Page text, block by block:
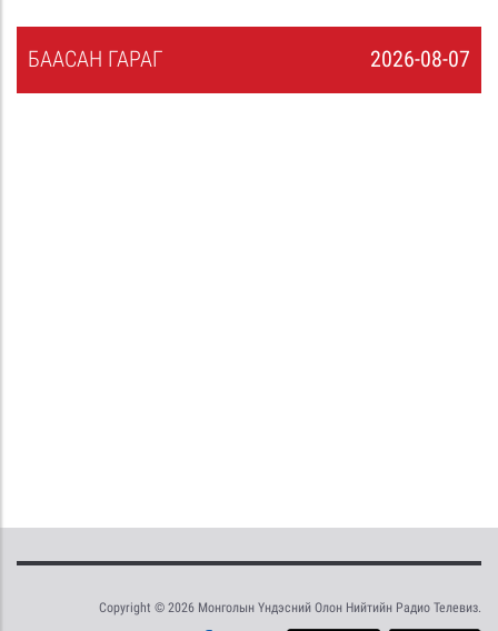
2026-08-07
БААСАН ГАРАГ
Copyright © 2026 Монголын Үндэсний Олон Нийтийн Радио Телевиз.